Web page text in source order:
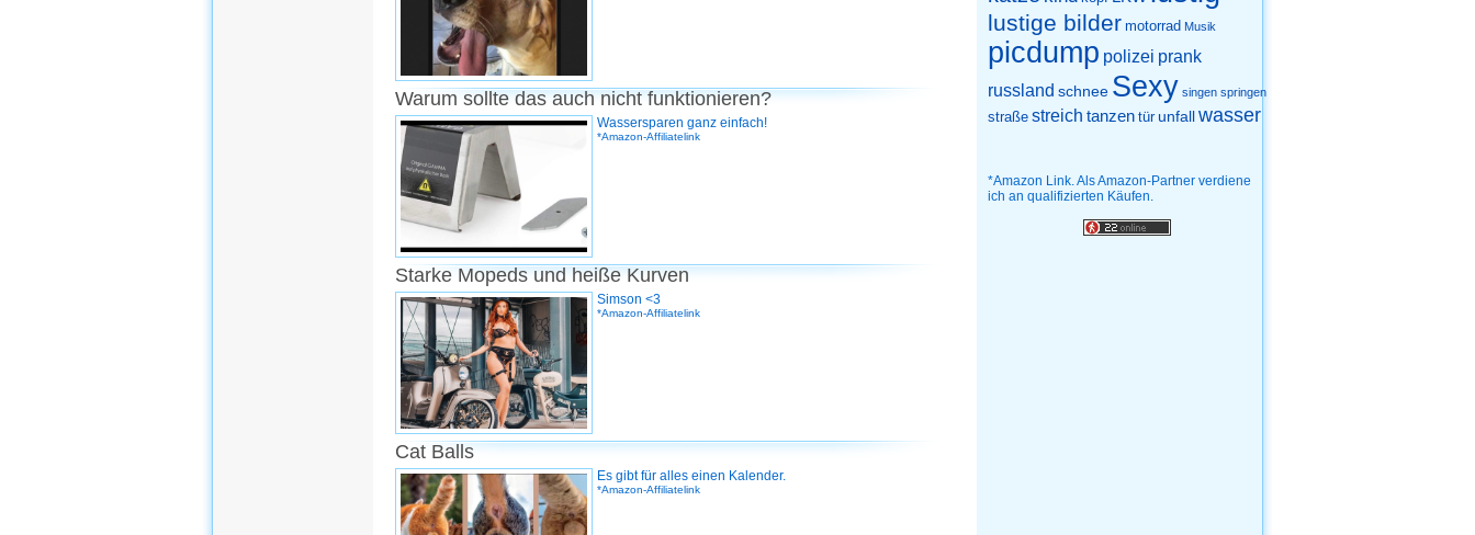
Warum sollte das auch nicht funktionieren?
Wassersparen ganz einfach!
*Amazon-Affiliatelink
Starke Mopeds und heiße Kurven
Simson <3
*Amazon-Affiliatelink
Cat Balls
Es gibt für alles einen Kalender.
*Amazon-Affiliatelink
lustige bilder motorrad Musik
picdump polizei prank
russland schnee Sexy singen springen
straße streich tanzen tür unfallwasser
*Amazon Link. Als Amazon-Partner verdiene
ich an qualifizierten Käufen.